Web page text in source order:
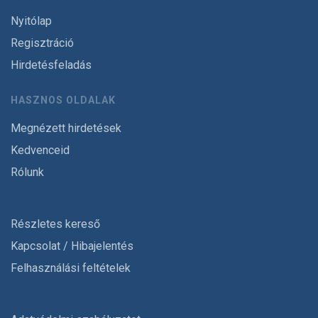
Nyitólap
Regisztráció
Hirdetésfeladás
HASZNOS OLDALAK
Megnézett hirdetések
Kedvenceid
Rólunk
Részletes kereső
Kapcsolat / Hibajelentés
Felhasználási feltételek